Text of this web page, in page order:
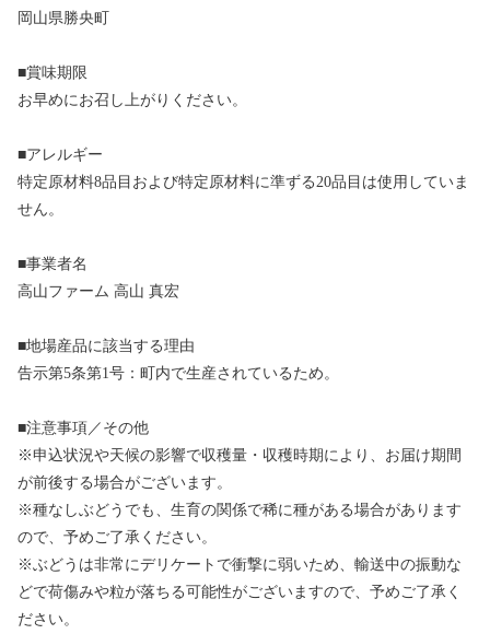
岡山県勝央町
■賞味期限
お早めにお召し上がりください。
■アレルギー
特定原材料8品目および特定原材料に準ずる20品目は使用していま
せん。
■事業者名
高山ファーム 高山 真宏
■地場産品に該当する理由
告示第5条第1号：町内で生産されているため。
■注意事項／その他
※申込状況や天候の影響で収穫量・収穫時期により、お届け期間
が前後する場合がございます。
※種なしぶどうでも、生育の関係で稀に種がある場合があります
ので、予めご了承ください。
※ぶどうは非常にデリケートで衝撃に弱いため、輸送中の振動な
どで荷傷みや粒が落ちる可能性がございますので、予めご了承く
ださい。